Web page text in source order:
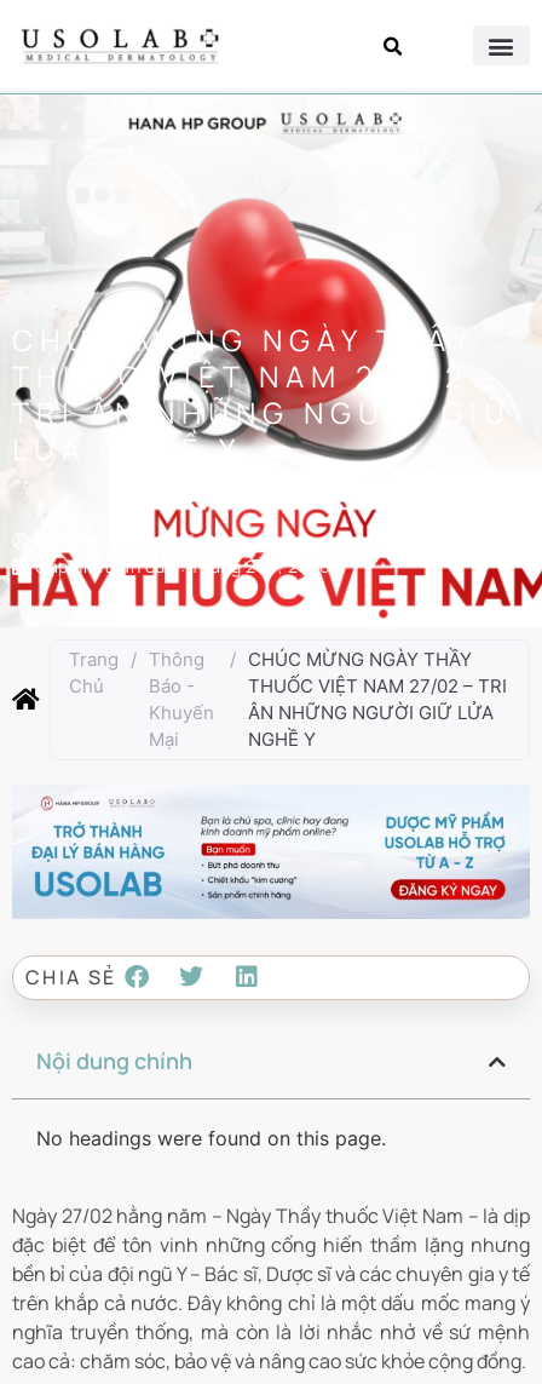
CHÚC MỪNG NGÀY THẦY
THUỐC VIỆT NAM 27/02 –
TRI ÂN NHỮNG NGƯỜI GIỮ
LỬA NGHỀ Y
Usolab Việt Nam
Cập nhật lần cuối: Tháng 2 27, 2026
Trang
Chủ
/ Thông
Báo -
Khuyến
Mại
/ CHÚC MỪNG NGÀY THẦY
THUỐC VIỆT NAM 27/02 – TRI
ÂN NHỮNG NGƯỜI GIỮ LỬA
NGHỀ Y
CHIA SẺ
Nội dung chính
No headings were found on this page.
Ngày 27/02 hằng năm – Ngày Thầy thuốc Việt Nam – là dịp
đặc biệt để tôn vinh những cống hiến thầm lặng nhưng
bền bỉ của đội ngũ Y – Bác sĩ, Dược sĩ và các chuyên gia y tế
trên khắp cả nước. Đây không chỉ là một dấu mốc mang ý
nghĩa truyền thống, mà còn là lời nhắc nhở về sứ mệnh
cao cả: chăm sóc, bảo vệ và nâng cao sức khỏe cộng đồng.